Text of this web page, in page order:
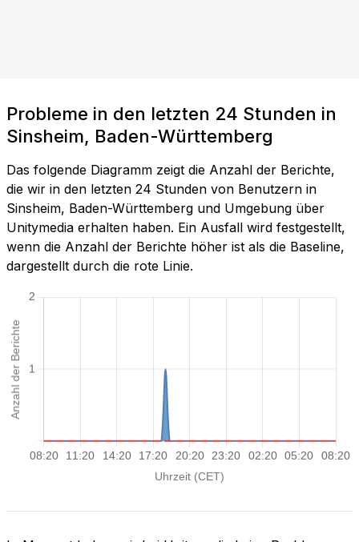
Probleme in den letzten 24 Stunden in
Sinsheim, Baden-Württemberg
Das folgende Diagramm zeigt die Anzahl der Berichte,
die wir in den letzten 24 Stunden von Benutzern in
Sinsheim, Baden-Württemberg und Umgebung über
Unitymedia erhalten haben. Ein Ausfall wird festgestellt,
wenn die Anzahl der Berichte höher ist als die Baseline,
dargestellt durch die rote Linie.